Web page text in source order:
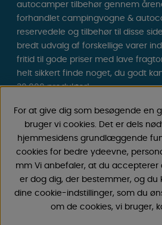
autocamper tilbehør gennem
forhandlet campingvogne &
reservedele og tilbehør til disse
bredt udvalg af forskellige varer
fritid til gode priser med lave
helt sikkert finde noget, du godt
30.000 produkter!
Følg os på Facebook og Instagram
nyheder og eksklusive tilbud.
hos os!
For at give dig som besøgende en
bruger vi cookies. Det er dels
hjemmesidens grundlæggende
cookies for bedre ydeevne,
mm Vi anbefaler, at du accepterer
er dog dig, der bestemmer, og
dine cookie-indstillinger, som du
om de cookies, vi bruger,